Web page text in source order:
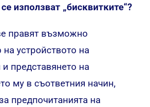
използват „бисквитките“?
правят възможно
на устройството на
и представянето на
му в съответния начин,
предпочитанията на